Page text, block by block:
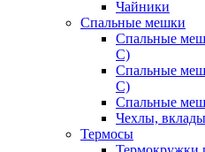
Чайники
Спальные мешки
Спальные
С)
Спальные
С)
Спальные
Чехлы,
Термосы